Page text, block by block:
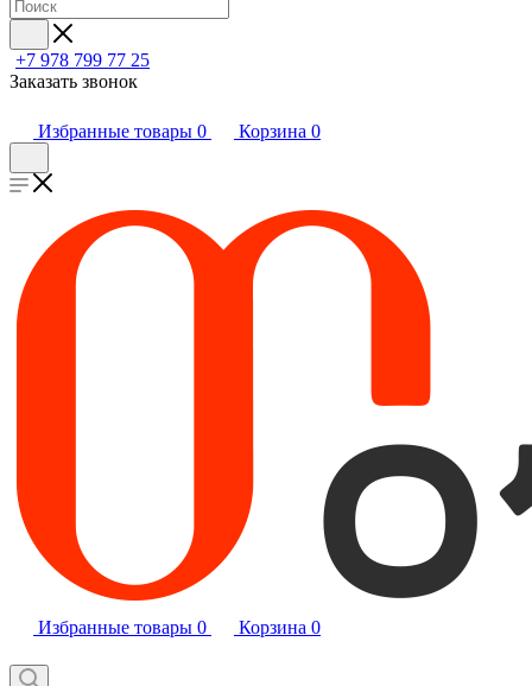
+7 978 799 77 25
Заказать звонок
Избранные товары 0 Корзина 0
Избранные товары 0 Корзина 0